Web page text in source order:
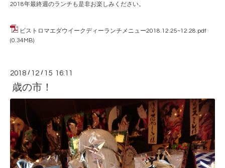
2018年最終週のランチも是非お楽しみください。
ビストロマエダウイークディーランチメニュー2018.12.25~12.28.pdf
(0.34MB)
2018 / 12 / 15 16:11
歳の市！